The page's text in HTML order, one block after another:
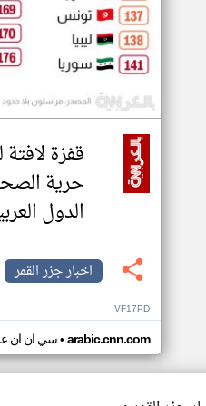
قفزة
حرية
الدول
اخبار جزر القمر
VF17PD
سي ان ان• arabic.cnn.com